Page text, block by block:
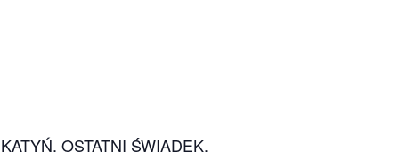
OSTATNI ŚWIADEK.